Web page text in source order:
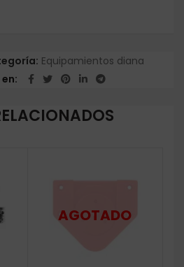
Equipamientos diana